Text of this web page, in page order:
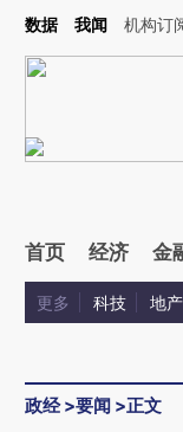
头增加这段话：本文由第
数据 我闻 机构订
首页 经济 金
更多 科技 地产
政经>要闻 >正文